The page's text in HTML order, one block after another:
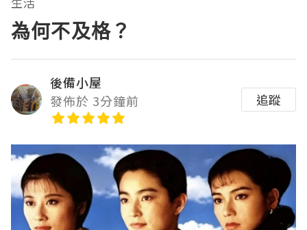
為何不及格？
後備小屋
發佈於 3分鐘前
追蹤